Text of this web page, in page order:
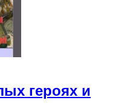
героях и